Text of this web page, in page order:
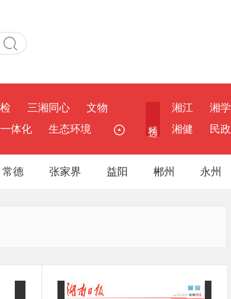
三湘同心
文物
体化 生态环境
湘江 湘学
湘健
民政
常德 张家界 益阳 郴州 永州